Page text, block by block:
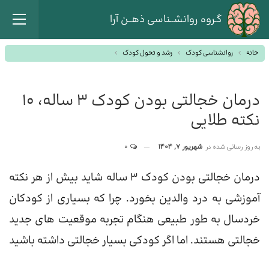
گـروه روانشــناسی ذهــن آرا
خانه روانشناسی کودک رشد و تحول کودک
درمان خجالتی بودن کودک 3 ساله، 10
نکته طلایی
به روز رسانی شده در شهریور 7, 1404
درمان خجالتی بودن کودک 3 ساله شاید بیش از هر نکته
آموزشی به درد والدین بخورد. چرا که بسیاری از کودکان
خردسال به طور طبیعی هنگام تجربه موقعیت های جدید
خجالتی هستند. اما اگر کودکی بسیار خجالتی داشته باشید